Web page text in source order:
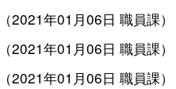
（2021年01月06日 職員課）
（2021年01月06日 職員課）
（2021年01月06日 職員課）